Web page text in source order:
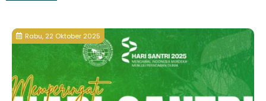
Rabu, 22 Oktober 2025